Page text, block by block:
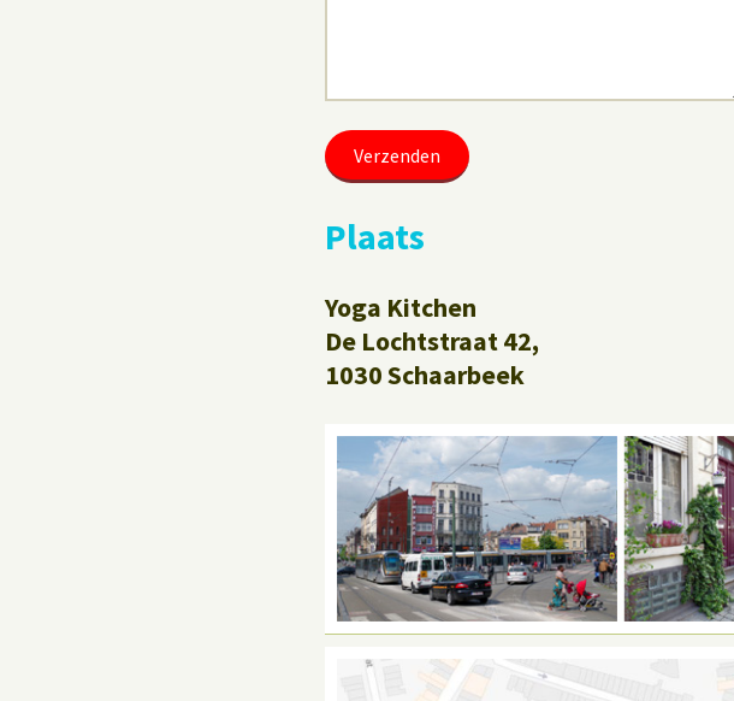
Plaats
Yoga Kitchen
De Lochtstraat 42,
1030 Schaarbeek